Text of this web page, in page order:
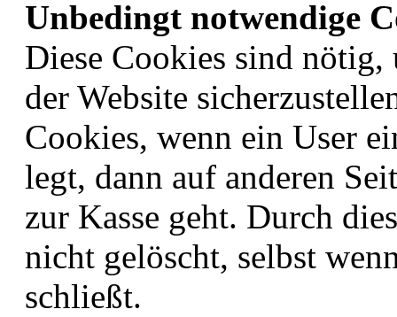
Unbedingt notwendige
Diese Cookies sind
der Website
Cookies, wenn ein User
legt, dann auf anderen
zur Kasse geht. Durch
nicht gelöscht, selbst
schließt.